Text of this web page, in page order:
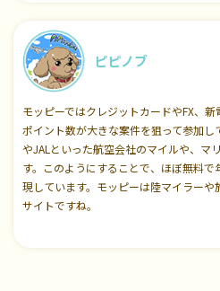
ピピノブ
モッピーではクレジットカードやFX、
ポイント数が大きな案件を狙って参加し
やJALといった航空会社のマイルや、マ
す。このようにすることで、ほぼ無料
現しています。モッピーは陸マイラー
サイトですね。